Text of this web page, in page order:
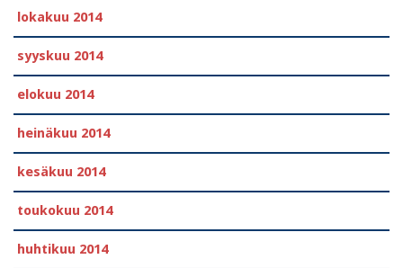
lokakuu 2014
syyskuu 2014
elokuu 2014
heinäkuu 2014
kesäkuu 2014
toukokuu 2014
huhtikuu 2014